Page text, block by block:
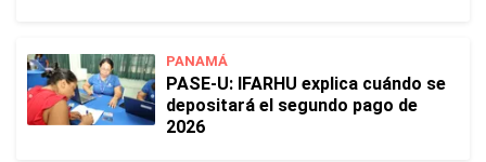
PANAMÁ
PASE-U: IFARHU explica cuándo se
depositará el segundo pago de
2026